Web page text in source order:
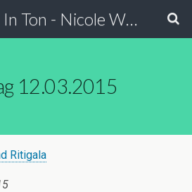
KIT Kunst In Ton - Nicole Wessels
12.03.2015
Ritigala